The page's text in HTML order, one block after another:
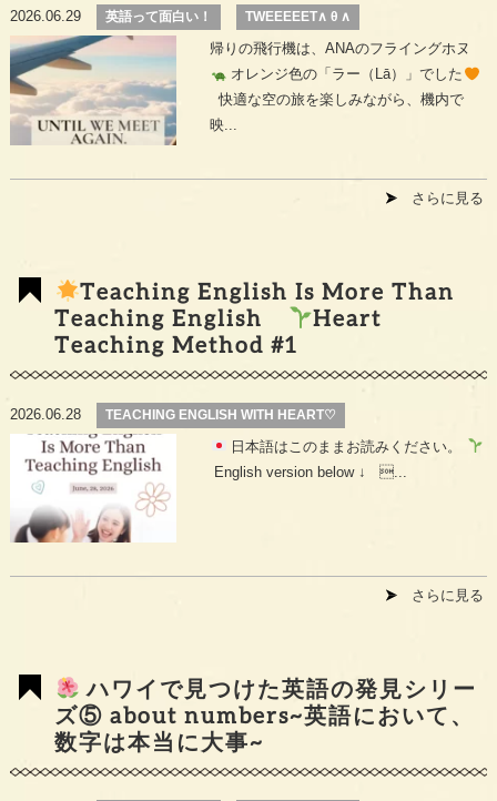
2026.06.29 英語って面白い！ TWEEEEET∧ θ ∧
帰りの飛行機は、ANAのフライングホヌ
オレンジ色の「ラー（Lā）」でした
快適な空の旅を楽しみながら、機内で
映...
さらに見る
Teaching English Is More Than
Teaching English
Heart
Teaching Method #1
2026.06.28 TEACHING ENGLISH WITH HEART♡
日本語はこのままお読みください。
English version below ↓ ...
さらに見る
ハワイで見つけた英語の発見シリー
ズ⑤ about numbers~英語において、
数字は本当に大事~